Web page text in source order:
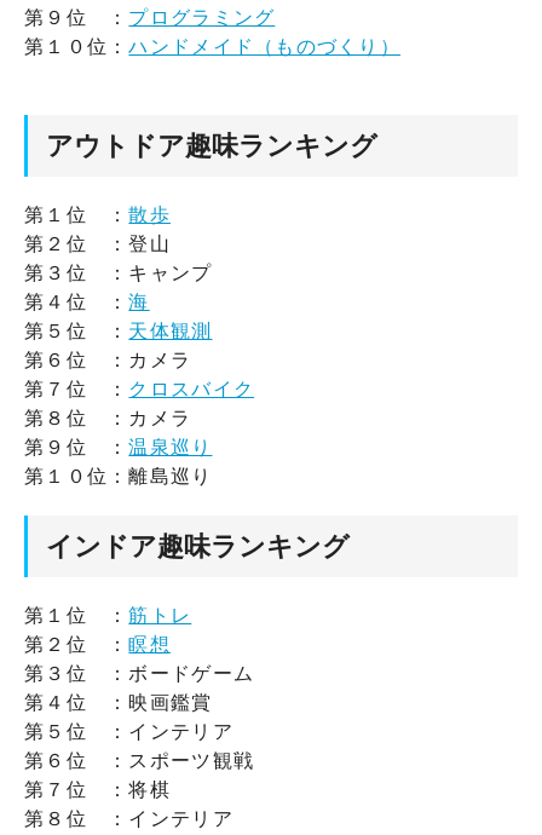
第９位 ： プログラミング
第１０位：ハンドメイド（ものづくり）
アウトドア趣味ランキング
第１位 ：散歩
第２位 ：登山
第３位 ：キャンプ
第４位 ：海
第５位 ： 天体観測
第６位 ：カメラ
第７位 ： クロスバイク
第８位 ：カメラ
第９位 ：温泉巡り
第１０位：離島巡り
インドア趣味ランキング
第１位 ：筋トレ
第２位 ：瞑想
第３位 ：ボードゲーム
第４位 ：映画鑑賞
第５位 ：インテリア
第６位 ：スポーツ観戦
第７位 ：将棋
第８位 ：インテリア